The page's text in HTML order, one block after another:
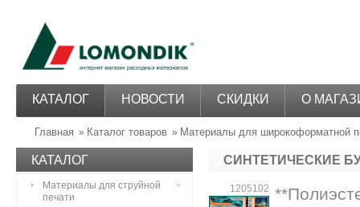
КАТАЛОГ НОВОСТИ СКИДКИ О
Главная » Каталог товаров » Материалы для широкоформатной
СИНТЕТИЧЕСКИЕ
1205102
КАТАЛОГ
Материалы для струйной
печати